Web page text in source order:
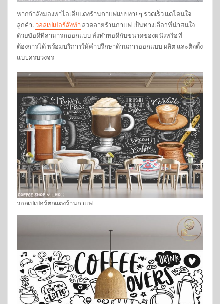
หากกำลังมองหาไอเดียแต่งร้านกาแฟแบบง่ายๆ รวดเร็ว แต่โดนใจ
ลูกค้า.วอลเปเปอร์สั่งทำ ลวดลายร้านกาแฟ เป็นทางเลือกที่น่าสนใจ
ด้วยข้อดีที่สามารถออกแบบ สั่งทำพอดีกับขนาดของผนังหรือที่
ต้องการได้ พร้อมบริการให้คำปรึกษาด้านการออกแบบ ผลิต และติดตั้ง
แบบครบวงจร.
วอลเปเปอร์ตกแต่งร้านกาแฟ